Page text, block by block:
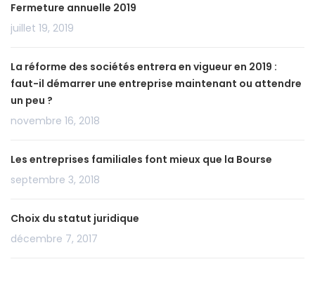
Fermeture annuelle 2019
juillet 19, 2019
La réforme des sociétés entrera en vigueur en 2019 :
faut-il démarrer une entreprise maintenant ou attendre
un peu ?
novembre 16, 2018
Les entreprises familiales font mieux que la Bourse
septembre 3, 2018
Choix du statut juridique
décembre 7, 2017